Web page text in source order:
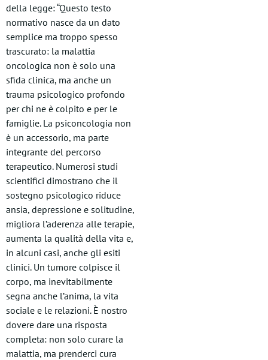
della legge: “Questo testo
normativo nasce da un dato
semplice ma troppo spesso
trascurato: la malattia
oncologica non è solo una
sfida clinica, ma anche un
trauma psicologico profondo
per chi ne è colpito e per le
famiglie. La psiconcologia non
è un accessorio, ma parte
integrante del percorso
terapeutico. Numerosi studi
scientifici dimostrano che il
sostegno psicologico riduce
ansia, depressione e solitudine,
migliora l’aderenza alle terapie,
aumenta la qualità della vita e,
in alcuni casi, anche gli esiti
clinici. Un tumore colpisce il
corpo, ma inevitabilmente
segna anche l’anima, la vita
sociale e le relazioni. È nostro
dovere dare una risposta
completa: non solo curare la
malattia, ma prenderci cura